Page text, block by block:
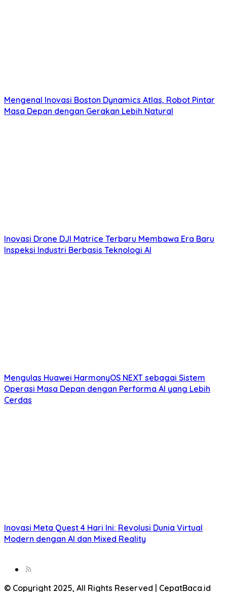
Mengenal Inovasi Boston Dynamics Atlas, Robot Pintar
Masa Depan dengan Gerakan Lebih Natural
Inovasi Drone DJI Matrice Terbaru Membawa Era Baru
Inspeksi Industri Berbasis Teknologi AI
Mengulas Huawei HarmonyOS NEXT sebagai Sistem
Operasi Masa Depan dengan Performa AI yang Lebih
Cerdas
Inovasi Meta Quest 4 Hari Ini: Revolusi Dunia Virtual
Modern dengan AI dan Mixed Reality
© Copyright 2025, All Rights Reserved | CepatBaca.id